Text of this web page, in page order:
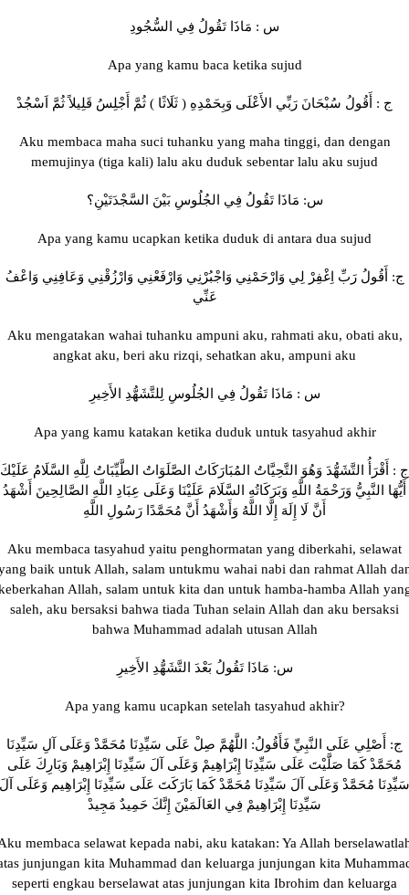
س : مَاذَا تَقُولُ فِي السُّجُودِ
Apa yang kamu baca ketika sujud
ج : أَقُولُ سُبْحَانَ رَبِّي الأَعْلَى وَبِحَمْدِهِ ( ثَلَاثًا ) ثُمَّ أَجْلِسُ قَلِيلاً ثُمَّ اَسْجُدْ
Aku membaca maha suci tuhanku yang maha tinggi, dan dengan
memujinya (tiga kali) lalu aku duduk sebentar lalu aku sujud
س: مَاذَا تَقُولُ فِي الجُلُوسِ بَيْنَ السَّجْدَتَيْنِ؟
Apa yang kamu ucapkan ketika duduk di antara dua sujud
ج: أَقُولُ رَبِّ اِغْفِرْ لِي وَارْحَمْنِي وَاجْبُرْنِي وَارْفَعْنِي وَارْزُقْنِي وَعَافِنِي وَاعْفُ
عَنِّي
Aku mengatakan wahai tuhanku ampuni aku, rahmati aku, obati aku,
angkat aku, beri aku rizqi, sehatkan aku, ampuni aku
س : مَاذَا تَقُولُ فِي الجُلُوسِ لِلتَّشَهُّدِ الأَخِيرِ
Apa yang kamu katakan ketika duduk untuk tasyahud akhir
ج : أَقْرَأُ التَّشَهُّدَ وَهُوَ التَّحِيَّاتُ المُبَارَكَاتُ الصَّلَوَاتُ الطَّيِّبَاتُ لِلَّهِ السَّلَامُ عَلَيْكَ
أَيُّهَا النَّبِيُّ وَرَحْمَةُ اللَّهِ وَبَرَكَاتُهِ السَّلَامَ عَلَيْنَا وَعَلَى عِبَادِ اللَّهِ الصَّالِحِينَ أَشْهَدُ
أَنَّ لَا إِلَهَ إِلَّا اللَّهُ وَأَشْهَدُ أَنَّ مُحَمَّدًا رَسُولِ اللَّهِ
Aku membaca tasyahud yaitu penghormatan yang diberkahi, selawat
baik untuk Allah, salam untukmu wahai nabi dan rahmat Allah
Allah, salam untuk kita dan untuk hamba-hamba Allah
saleh, aku bersaksi bahwa tiada Tuhan selain Allah dan aku bersaksi
bahwa Muhammad adalah utusan Allah
س: مَاذَا تَقُولُ بَعْدَ التَّشَهُّدِ الأَخِيرِ
Apa yang kamu ucapkan setelah tasyahud akhir?
ج: أَصْلِي عَلَى النَّبِيِّ فَأَقُولُ: اللَّهُمَّ صِلْ عَلَى سَيِّدِنَا مُحَمَّدْ وَعَلَى آلِ سَيِّدِنَا
مُحَمَّدْ كَمَا صَلَّيْتَ عَلَى سَيِّدِنَا إِبْرَاهِيمْ وَعَلَى آلَ سَيِّدِنَا إِبْرَاهِيمْ وَبَارِكَ عَلَى
سَيِّدِنَا مُحَمَّدْ وَعَلَى آلَ سَيِّدِنَا مُحَمَّدْ كَمَا بَارَكَتَ عَلَى سَيِّدِنَا إِبْرَاهِيم وَعَلَى آلَ
سَيِّدِنَا إِبْرَاهِيمْ فِي العَالَمَيْنَ إِنَّكَ حَمِيدٌ مَجِيدْ
membaca selawat kepada nabi, aku katakan: Ya Allah
junjungan kita Muhammad dan keluarga junjungan kita
seperti engkau berselawat atas junjungan kita Ibrohim dan keluarga